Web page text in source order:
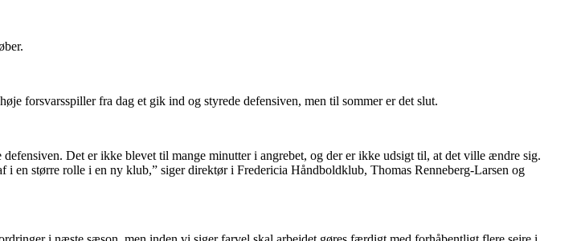
forsvarsspiller fra dag et gik ind og styrede defensiven, men til sommer er det slut.
Det er ikke blevet til mange minutter i angrebet, og der er ikke udsigt til, at det ville ændre sig.
i en større rolle i en ny klub,” siger direktør i Fredericia Håndboldklub, Thomas Renneberg-Larsen og